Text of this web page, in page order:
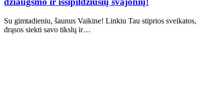
Su gimtadieniu, šaunus Vaikine! Linkiu Tau stiprios sveikatos,
drąsos siekti savo tikslų ir…